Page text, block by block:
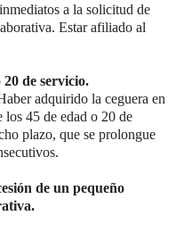
a la solicitud de
Estar afiliado al
20 de servicio.
adquirido la ceguera en
los 45 de edad o 20 de
plazo, que se prolongue
de un pequeño